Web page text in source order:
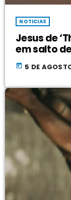
NOTICIAS
Jesus de
em salto
today 5 DE